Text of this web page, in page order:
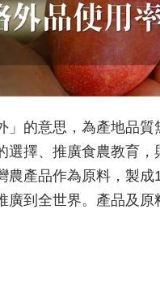
」的意思，為產地品
選擇、推廣食農教育
農產品作為原料，製
廣到全世界。產品及